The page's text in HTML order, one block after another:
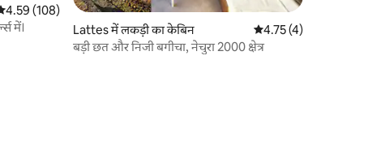
रेटिंग 5 में से 4.59, 108 समीक्षाएँ
4.59 (108)
में।
Lattes में लकड़ी का केबिन औसत रेटिंग 5 में से 4.75,
4.75 (4)
बड़ी छत और निजी बगीचा, नेचुरा 2000 क्षेत्र